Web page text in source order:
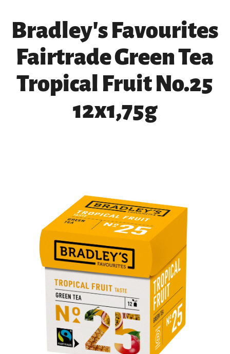
Bradley's Favourites
Fairtrade Green Tea
Tropical Fruit No.25
12x1,75g